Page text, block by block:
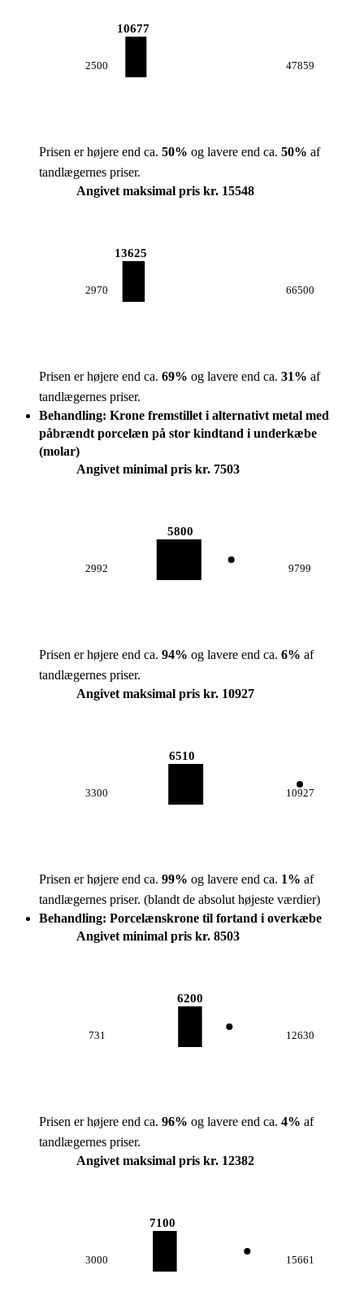
2500
10677
47859
Prisen er højere end ca. 50% og lavere end ca. 50% af
tandlægernes priser.
Angivet maksimal pris kr. 15548
2970
13625
66500
Prisen er højere end ca. 69% og lavere end ca. 31% af
tandlægernes priser.
Behandling: Krone fremstillet i alternativt metal med
påbrændt porcelæn på stor kindtand i underkæbe
(molar)
Angivet minimal pris kr. 7503
2992
5800
9799
Prisen er højere end ca. 94% og lavere end ca. 6% af
tandlægernes priser.
Angivet maksimal pris kr. 10927
3300
6510
10927
Prisen er højere end ca. 99% og lavere end ca. 1% af
tandlægernes priser. (blandt de absolut højeste værdier)
Behandling: Porcelænskrone til fortand i overkæbe
Angivet minimal pris kr. 8503
731
6200
12630
Prisen er højere end ca. 96% og lavere end ca. 4% af
tandlægernes priser.
Angivet maksimal pris kr. 12382
3000
7100
15661